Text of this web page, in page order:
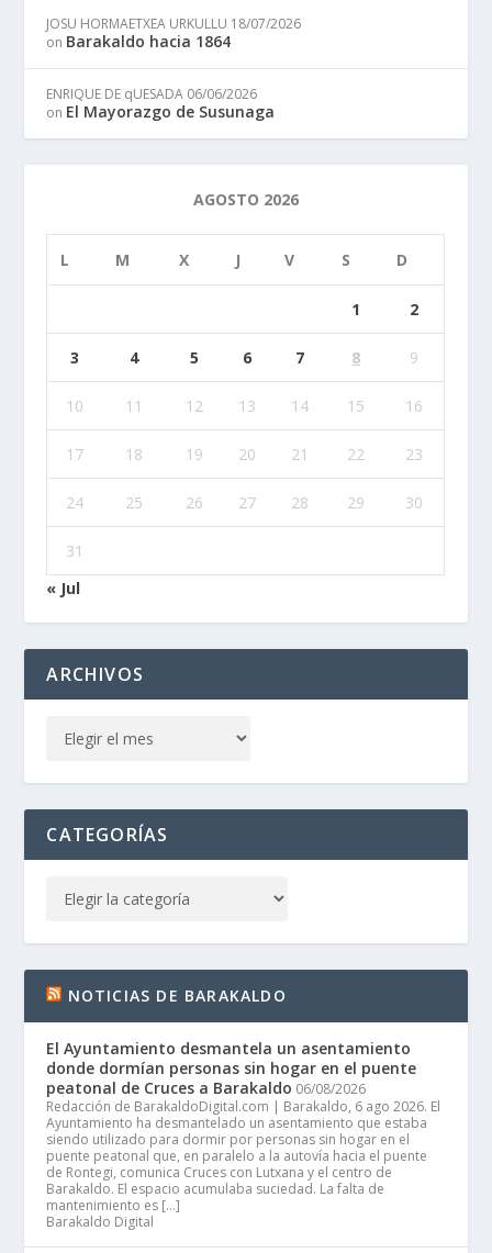
JOSU HORMAETXEA URKULLU 18/07/2026
on Barakaldo hacia 1864
ENRIQUE DE qUESADA 06/06/2026
on El Mayorazgo de Susunaga
AGOSTO 2026
L M X J V S D
1 2
3 4 5 6 7 8 9
10 11 12 13 14 15 16
17 18 19 20 21 22 23
24 25 26 27 28 29 30
31
« Jul
ARCHIVOS
CATEGORÍAS
NOTICIAS DE BARAKALDO
El Ayuntamiento desmantela un asentamiento
donde dormían personas sin hogar en el puente
peatonal de Cruces a Barakaldo 06/08/2026
Redacción de BarakaldoDigital.com | Barakaldo, 6 ago 2026. El
Ayuntamiento ha desmantelado un asentamiento que estaba
siendo utilizado para dormir por personas sin hogar en el
puente peatonal que, en paralelo a la autovía hacia el puente
de Rontegi, comunica Cruces con Lutxana y el centro de
Barakaldo. El espacio acumulaba suciedad. La falta de
mantenimiento es […]
Barakaldo Digital